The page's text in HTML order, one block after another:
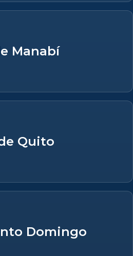
Manabí
Quito
Domingo